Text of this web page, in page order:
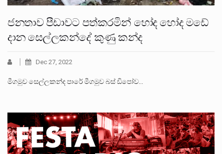
ජනතාව පීඩාවට පත්කරමින් හෝද හෝද මඩේ
දාන සෙල්ලකන්දේ කුණු කන්ද
Dec 27, 2022
මීගමුව සෙල්ලකන්ද පාරේ මීගමුව බස් ඩිපෝව…